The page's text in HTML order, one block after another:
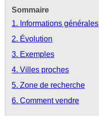
Sommaire
1. Informations générales
2. Évolution
3. Exemples
4. Villes proches
5. Zone de recherche
6. Comment vendre